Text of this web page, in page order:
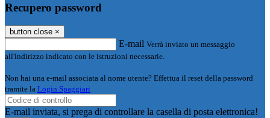
Recupero password
button close ×
E-mail Verrà inviato un messaggio
all'indirizzo indicato con le istruzioni necessarie.
Non hai una e-mail associata al nome utente? Effettua il reset della password
tramite la Login Spaggiari
E-mail inviata, si prega di controllare la casella di posta elettronica!